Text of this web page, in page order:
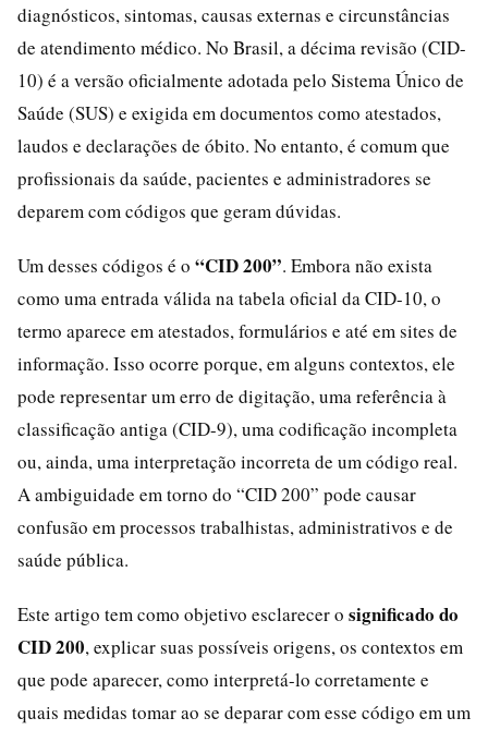
diagnósticos, sintomas, causas externas e circunstâncias
de atendimento médico. No Brasil, a décima revisão (CID-
10) é a versão oficialmente adotada pelo Sistema Único de
Saúde (SUS) e exigida em documentos como atestados,
laudos e declarações de óbito. No entanto, é comum que
profissionais da saúde, pacientes e administradores se
deparem com códigos que geram dúvidas.
Um desses códigos é o “CID 200”. Embora não exista
como uma entrada válida na tabela oficial da CID-10, o
termo aparece em atestados, formulários e até em sites de
informação. Isso ocorre porque, em alguns contextos, ele
pode representar um erro de digitação, uma referência à
classificação antiga (CID-9), uma codificação incompleta
ou, ainda, uma interpretação incorreta de um código real.
A ambiguidade em torno do “CID 200” pode causar
confusão em processos trabalhistas, administrativos e de
saúde pública.
Este artigo tem como objetivo esclarecer o significado do
CID 200, explicar suas possíveis origens, os contextos em
que pode aparecer, como interpretá-lo corretamente e
quais medidas tomar ao se deparar com esse código em um